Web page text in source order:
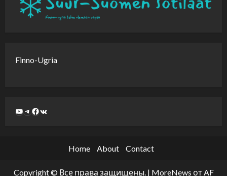
Finno-Ugria
Home About Contact
Copyright © Все права защищены. | MoreNews от AF